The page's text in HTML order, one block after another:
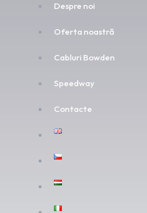
Despre noi
Oferta noastră
Cabluri Bowden
Speedway
Contacte